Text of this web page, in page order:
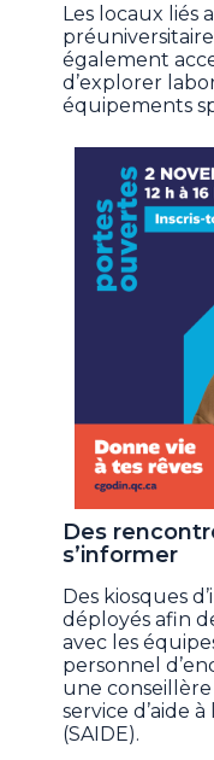
Les locaux liés
également
d’explorer
équipements
Des
s’informer
Des kiosques
déployés afin
avec les
personnel
une conseillère
service d’aide
(SAIDE).